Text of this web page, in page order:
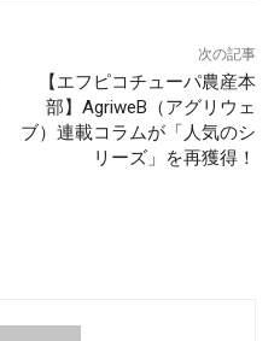
次の記事
【エフピコチューパ農産本
部】AgriweB（アグリウェ
ブ）連載コラムが「人気のシ
リーズ」を再獲得！